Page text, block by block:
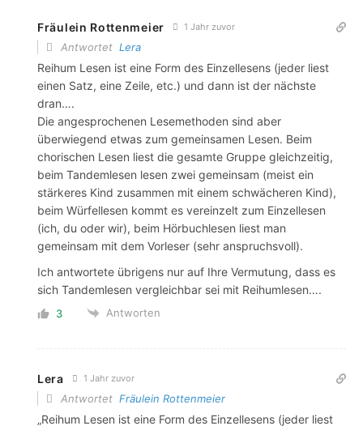
Fräulein Rottenmeier 1 Jahr zuvor
Antwortet Lera
Reihum Lesen ist eine Form des Einzellesens (jeder liest
einen Satz, eine Zeile, etc.) und dann ist der nächste
dran….
Die angesprochenen Lesemethoden sind aber
überwiegend etwas zum gemeinsamen Lesen. Beim
chorischen Lesen liest die gesamte Gruppe gleichzeitig,
beim Tandemlesen lesen zwei gemeinsam (meist ein
stärkeres Kind zusammen mit einem schwächeren Kind),
beim Würfellesen kommt es vereinzelt zum Einzellesen
(ich, du oder wir), beim Hörbuchlesen liest man
gemeinsam mit dem Vorleser (sehr anspruchsvoll).
Ich antwortete übrigens nur auf Ihre Vermutung, dass es
sich Tandemlesen vergleichbar sei mit Reihumlesen….
3 Antworten
Lera 1 Jahr zuvor
Antwortet Fräulein Rottenmeier
„Reihum Lesen ist eine Form des Einzellesens (jeder liest